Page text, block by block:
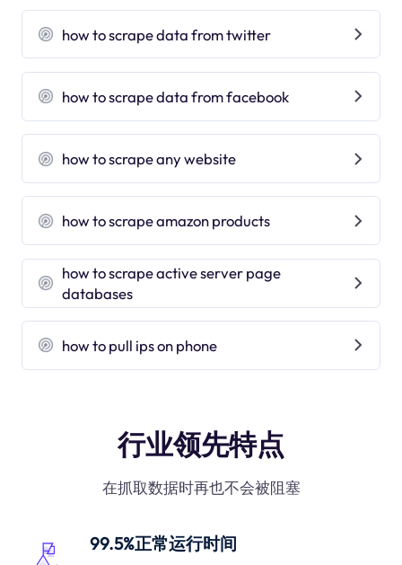
how to scrape data from twitter
how to scrape data from facebook
how to scrape any website
how to scrape amazon products
how to scrape active server page
databases
how to pull ips on phone
行业领先特点
在抓取数据时再也不会被阻塞
99.5%正常运行时间